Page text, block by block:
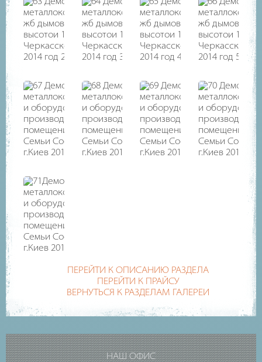
ПЕРЕЙТИ К ОПИСАНИЮ РАЗДЕЛА
ПЕРЕЙТИ К ПРАЙСУ
ВЕРНУТЬСЯ К РАЗДЕЛАМ ГАЛЕРЕИ
НАШ ОФИС